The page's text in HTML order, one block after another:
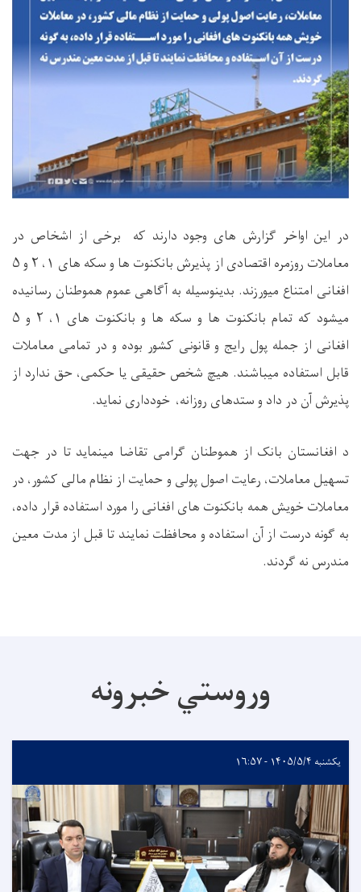
در این اواخر گزارش های وجود دارند که برخی از اشخاص در
معاملات روزمره اقتصادی از پذیرش بانکنوت ها و سکه های ۱،
۲ و۵
افغانی امتناع میورزند. بدینوسیله به آگاهی عموم هموطنان رسانیده
میشود که تمام بانکنوت ها و سکه ها و بانکنوت های ۱، ۲ و ۵
افغانی از جمله پول رایج و قانونی کشور بوده و در تمامی معاملات
قابل استفاده میباشند. هیچ شخص حقیقی یا حکمی، حق ندارد از
پذیرش آن در داد و ستدهای روزانه، خودداری نماید.
د افغانستان بانک از هموطنان گرامی تقاضا مینماید تا در جهت
تسهیل معاملات، رعایت اصول پولی و حمایت از نظام مالی کشور، در
معاملات خویش همه بانکنوت های افغانی را مورد استفاده قرار داده،
به گونه درست از آن استفاده و محافظت نمایند تا قبل از مدت معین
مندرس نه گردند.
وروستي خبرونه
یکشنبه ۱۴۰۵/۵/۴ - ۱۶:۵۷